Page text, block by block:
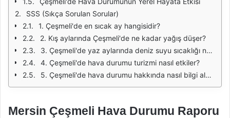
SSS (Sıkça Sorulan Sorular)
1. Çeşmeli'de en sıcak ay hangisidir?
2. Kış aylarında Çeşmeli'de ne kadar yağış düşer?
3. Çeşmeli'de yaz aylarında deniz suyu sıcaklığı ne kadar olur?
4. Çeşmeli'de hava durumu turizmi nasıl etkiler?
5. Çeşmeli'de hava durumu hakkında nasıl bilgi alabilirim?
Mersin Çeşmeli Hava Durumu Raporu